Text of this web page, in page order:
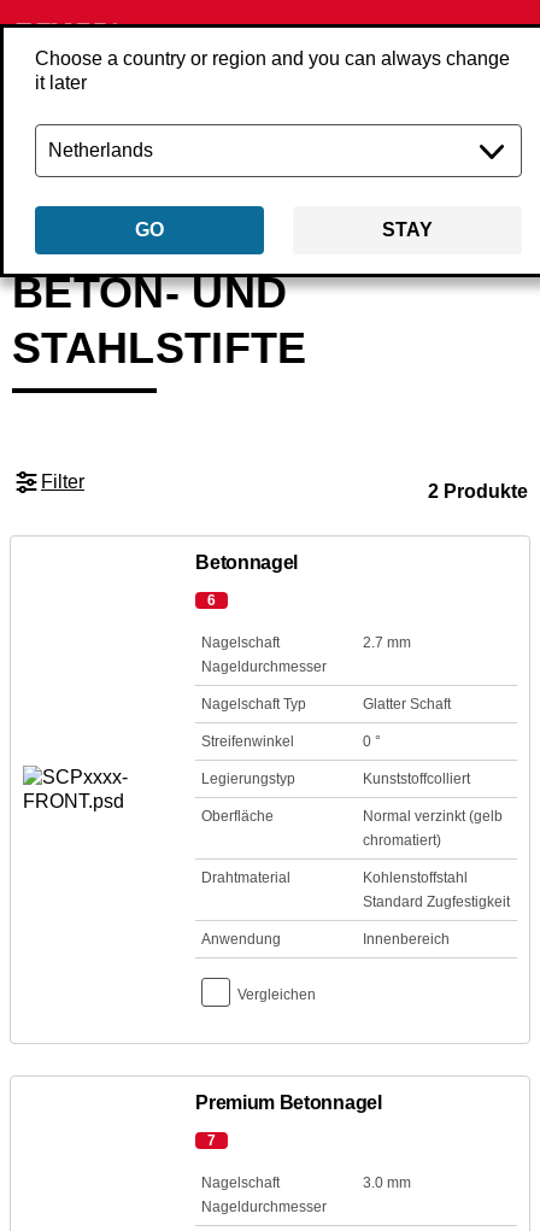
Choose a country or region and you can always change
it later
GO STAY
Zurück Produkte Befestigungsmittel
BETON- UND
STAHLSTIFTE
Filter 2 Produkte
Betonnagel
6
Nagelschaft
Nageldurchmesser
2.7 mm
Nagelschaft Typ Glatter Schaft
Streifenwinkel 0 °
Legierungstyp Kunststoffcolliert
Oberfläche
Normal verzinkt (gelb
chromatiert)
Drahtmaterial
Kohlenstoffstahl
Standard Zugfestigkeit
Anwendung Innenbereich
Vergleichen
Premium Betonnagel
7
Nagelschaft
Nageldurchmesser
3.0 mm